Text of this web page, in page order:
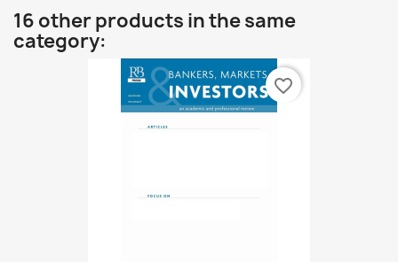
16 other products in the same
category:
favorite_border